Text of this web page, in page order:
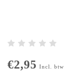
€2,95 Incl. btw